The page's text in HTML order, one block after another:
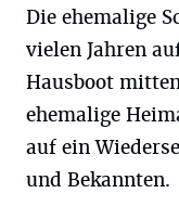
Die ehemalige
vielen Jahren
Hausboot
ehemalige
auf ein
und Bekannten.